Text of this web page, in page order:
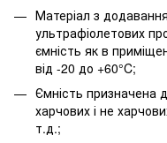
Матеріал з
ультрафіолетових
ємність як в
від -20 до +60°C;
Ємність призначена
харчових і не
т.д.;